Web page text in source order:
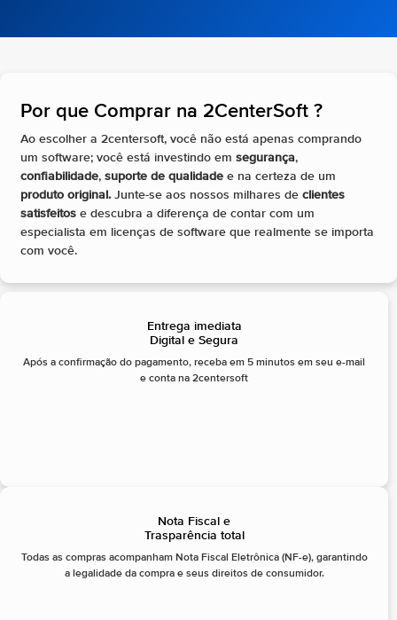
Por que Comprar na 2CenterSoft ?​
Ao escolher a 2centersoft, você não está apenas comprando
um software; você está investindo em segurança,
confiabilidade, suporte de qualidade e na certeza de um
produto original.Junte-se aos nossos milhares de clientes
satisfeitos e descubra a diferença de contar com um
especialista em licenças de software que realmente se importa
com você.
Entrega imediata
Digital e Segura
Após a confirmação do pagamento, receba em 5 minutos em seu e-mail
e conta na 2centersoft
Nota Fiscal e
Trasparência total
Todas as compras acompanham Nota Fiscal Eletrônica (NF-e), garantindo
a legalidade da compra e seus direitos de consumidor.